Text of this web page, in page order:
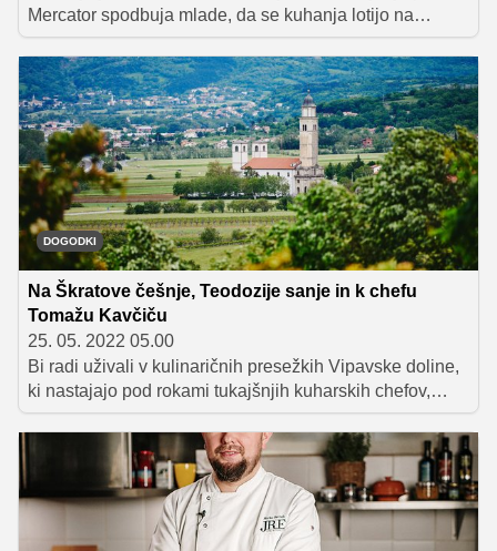
Mercator spodbuja mlade, da se kuhanja lotijo na
sproščen in zabaven način – preko sodelovanja v
letošnji MTikTok Chef Akademiji. Na platformi TikTok so
pripravili štiri izzive.
DOGODKI
Na Škratove češnje, Teodozije sanje in k chefu
Tomažu Kavčiču
25. 05. 2022 05.00
Bi radi uživali v kulinaričnih presežkih Vipavske doline,
ki nastajajo pod rokami tukajšnjih kuharskih chefov,
svoje brbončice posladkali z izvirnimi in drugačnimi
okusi sladoledov, se prepustili razvajanju nosilca
Michelinove zvezdice Tomaža Kavčiča ali poskusili
katerega od več kot 150 vzorcev vin 40 najboljših
vipavskih vinarjev? Zdaj imate naravnost idealno
priložnost, saj v Vipavski dolini vse od 6. maja poteka